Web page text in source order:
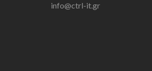
info@ctrl-it.gr